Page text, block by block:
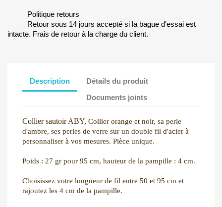
Politique retours
Retour sous 14 jours accepté si la bague d'essai est
intacte. Frais de retour à la charge du client.
Description
Détails du produit
Documents joints
Collier sautoir ABY, Collier orange et noir, sa perle
d'ambre, ses perles de verre sur un double fil d'acier à
personnaliser à vos mesures. Pièce unique.
Poids : 27 gr pour 95 cm, hauteur de la pampille : 4 cm.
Choisissez votre longueur de fil entre 50 et 95 cm et
rajoutez les 4 cm de la pampille.